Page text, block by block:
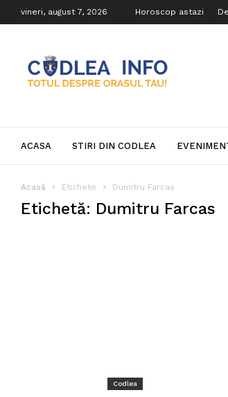
vineri, august 7, 2026 Horoscop astazi
Info
ACASA STIRI DIN CODLEA
Acasă Etichete Dumitru Farcas
Etichetă: Dumitru Farcas
Codlea